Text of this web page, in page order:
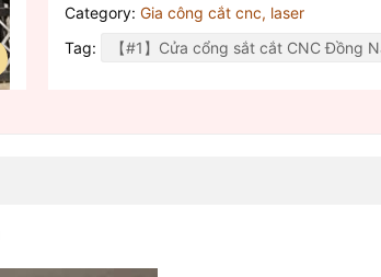
Category: Gia công cắt cnc, laser
Tag:
【#1】Cửa cổng sắt cắt CNC Đồng